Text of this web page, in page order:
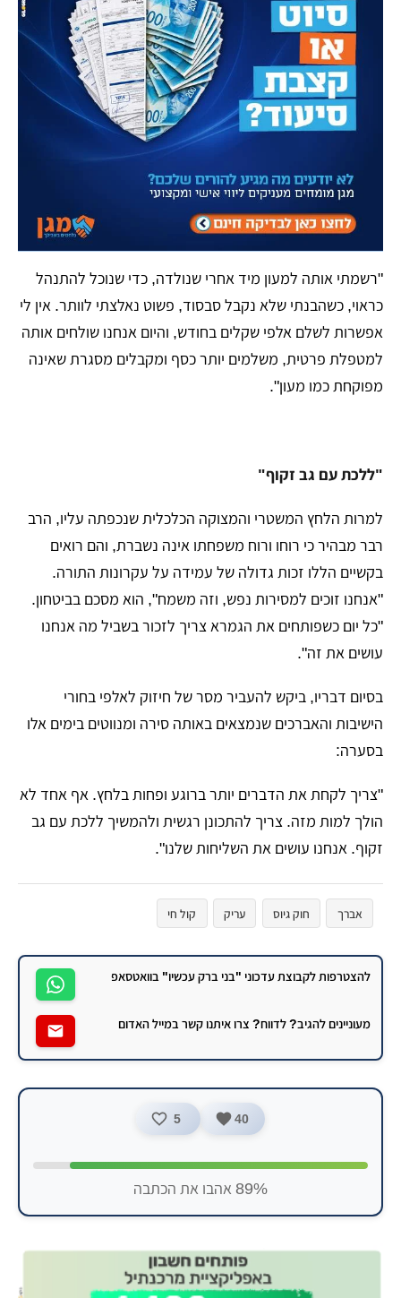
"​רשמתי אותה למעון מיד אחרי שנולדה, כדי שנוכל להתנהל
כראוי, כשהבנתי שלא נקבל סבסוד, פשוט נאלצתי לוותר. אין לי
אפשרות לשלם אלפי שקלים בחודש, והיום אנחנו שולחים אותה
למטפלת פרטית, משלמים יותר כסף ומקבלים מסגרת שאינה
מפוקחת כמו מעון".
​"ללכת עם גב זקוף"
​למרות הלחץ המשטרי והמצוקה הכלכלית שנכפתה עליו, הרב
רבר מבהיר כי רוחו ורוח משפחתו אינה נשברת, והם רואים
בקשיים הללו זכות גדולה של עמידה על עקרונות התורה.
"אנחנו זוכים למסירות נפש, וזה משמח", הוא מסכם בביטחון.
"כל יום כשפותחים את הגמרא צריך לזכור בשביל מה אנחנו
עושים את זה".
​בסיום דבריו, ביקש להעביר מסר של חיזוק לאלפי בחורי
הישיבות והאברכים שנמצאים באותה סירה ומנווטים בימים אלו
בסערה:
​"צריך לקחת את הדברים יותר ברוגע ופחות בלחץ. אף אחד לא
הולך למות מזה. צריך להתכונן רגשית ולהמשיך ללכת עם גב
זקוף. אנחנו עושים את השליחות שלנו".
אברך חוק גיוס עריק קול חי
להצטרפות לקבוצת עדכוני "בני ברק עכשיו" בוואטסאפ
מעוניינים להגיב? לדווח? צרו איתנו קשר במייל האדום
40
5
89% אהבו את הכתבה